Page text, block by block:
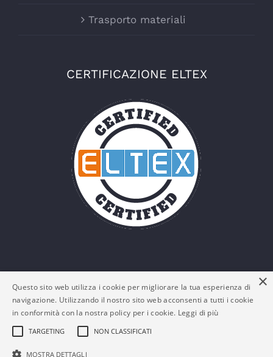
Trasporto materiali
CERTIFICAZIONE ELTEX
© Eltex Srl - P. IVA: 03161180132 -
×
Questo sito web utilizza i cookie per migliorare la tua esperienza di
navigazione. Utilizzando il nostro sito web acconsenti a tutti i cookie
in conformità con la nostra policy per i cookie. Leggi di più
TARGETING NON CLASSIFICATI
MOSTRA DETTAGLI